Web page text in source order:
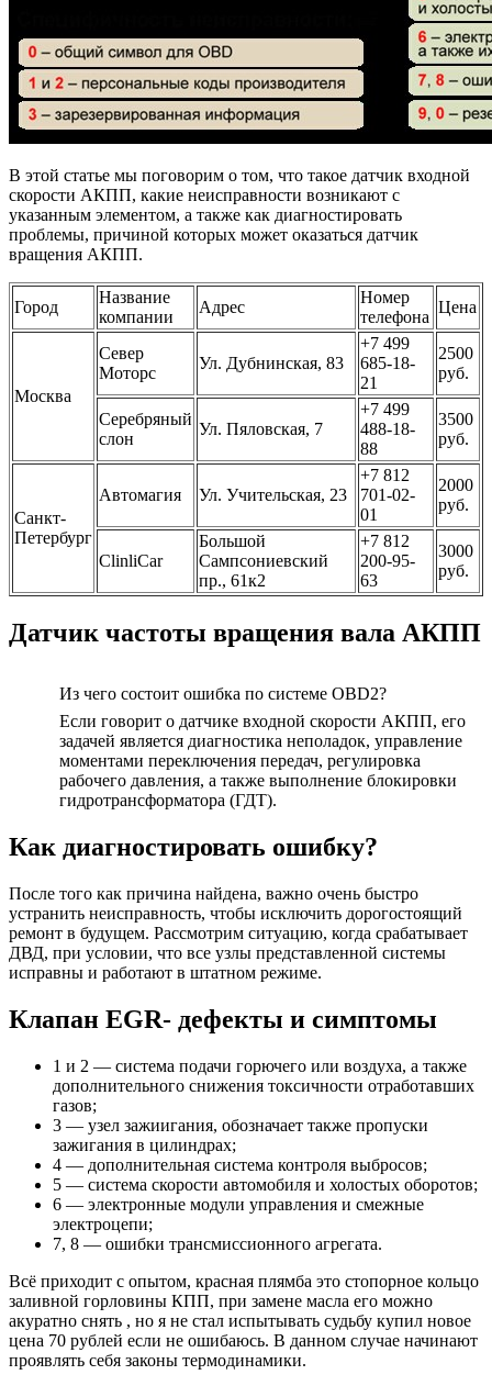
В этой статье мы поговорим о том, что такое датчик входной
скорости АКПП, какие неисправности возникают с
указанным элементом, а также как диагностировать
проблемы, причиной которых может оказаться датчик
вращения АКПП.
Город
Название
компании
Адрес
Номер
телефона
Цена
Москва
Север
Моторс
Ул. Дубнинская, 83
+7 499
685-18-
21
2500
руб.
Серебряный
слон
Ул. Пяловская, 7
+7 499
488-18-
88
3500
руб.
Санкт-
Петербург
Автомагия Ул. Учительская, 23
+7 812
701-02-
01
2000
руб.
ClinliCar
Большой
Сампсониевский
пр., 61к2
+7 812
200-95-
63
3000
руб.
Датчик частоты вращения вала АКПП
Из чего состоит ошибка по системе OBD2?
Если говорит о датчике входной скорости АКПП, его
задачей является диагностика неполадок, управление
моментами переключения передач, регулировка
рабочего давления, а также выполнение блокировки
гидротрансформатора (ГДТ).
Как диагностировать ошибку?
После того как причина найдена, важно очень быстро
устранить неисправность, чтобы исключить дорогостоящий
ремонт в будущем. Рассмотрим ситуацию, когда срабатывает
ДВД, при условии, что все узлы представленной системы
исправны и работают в штатном режиме.
Клапан EGR- дефекты и симптомы
1 и 2 — система подачи горючего или воздуха, а также
дополнительного снижения токсичности отработавших
газов;
3 — узел зажиигания, обозначает также пропуски
зажигания в цилиндрах;
4 — дополнительная система контроля выбросов;
5 — система скорости автомобиля и холостых оборотов;
6 — электронные модули управления и смежные
электроцепи;
7, 8 — ошибки трансмиссионного агрегата.
Всё приходит с опытом, красная плямба это стопорное кольцо
заливной горловины КПП, при замене масла его можно
акуратно снять , но я не стал испытывать судьбу купил новое
цена 70 рублей если не ошибаюсь. В данном случае начинают
проявлять себя законы термодинамики.